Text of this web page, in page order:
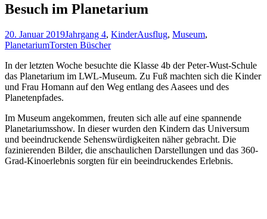
Besuch im Planetarium
20. Januar 2019Jahrgang 4, KinderAusflug, Museum,
PlanetariumTorsten Büscher
In der letzten Woche besuchte die Klasse 4b der Peter-Wust-Schule
das Planetarium im LWL-Museum. Zu Fuß machten sich die Kinder
und Frau Homann auf den Weg entlang des Aasees und des
Planetenpfades.
Im Museum angekommen, freuten sich alle auf eine spannende
Planetariumsshow. In dieser wurden den Kindern das Universum
und beeindruckende Sehenswürdigkeiten näher gebracht. Die
fazinierenden Bilder, die anschaulichen Darstellungen und das 360-
Grad-Kinoerlebnis sorgten für ein beeindruckendes Erlebnis.